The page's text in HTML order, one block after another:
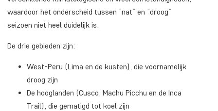
waardoor het onderscheid tussen “nat” en “droog”
seizoen niet heel duidelijk is.
De drie gebieden zijn:
West-Peru (Lima en de kusten), die voornamelijk
droog zijn
De hooglanden (Cusco, Machu Picchu en de Inca
Trail), die gematigd tot koel zijn